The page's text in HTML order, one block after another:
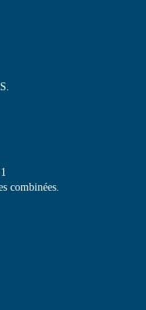
combinées.